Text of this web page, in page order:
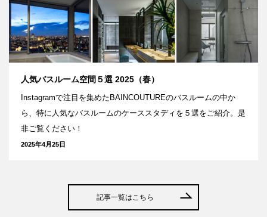
人気バスルーム空間５選 2025（春）
Instagramで注目を集めたBAINCOUTUREのバスルームの中か
ら、特に人気なバスルームのケーススタディを５選をご紹介。是
非ご覧ください！
2025年4月25日
記事一覧はこちら